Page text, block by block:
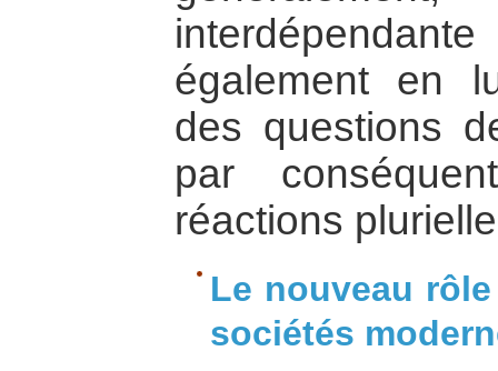
également en
des questions
par
réactions
Le nouveau
sociétés